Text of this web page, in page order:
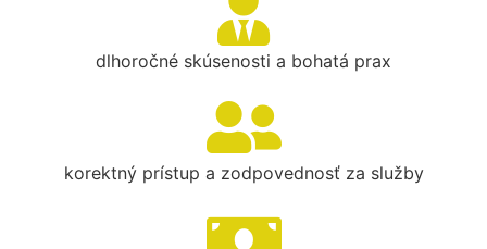
dlhoročné skúsenosti a bohatá prax
korektný prístup a zodpovednosť za služby